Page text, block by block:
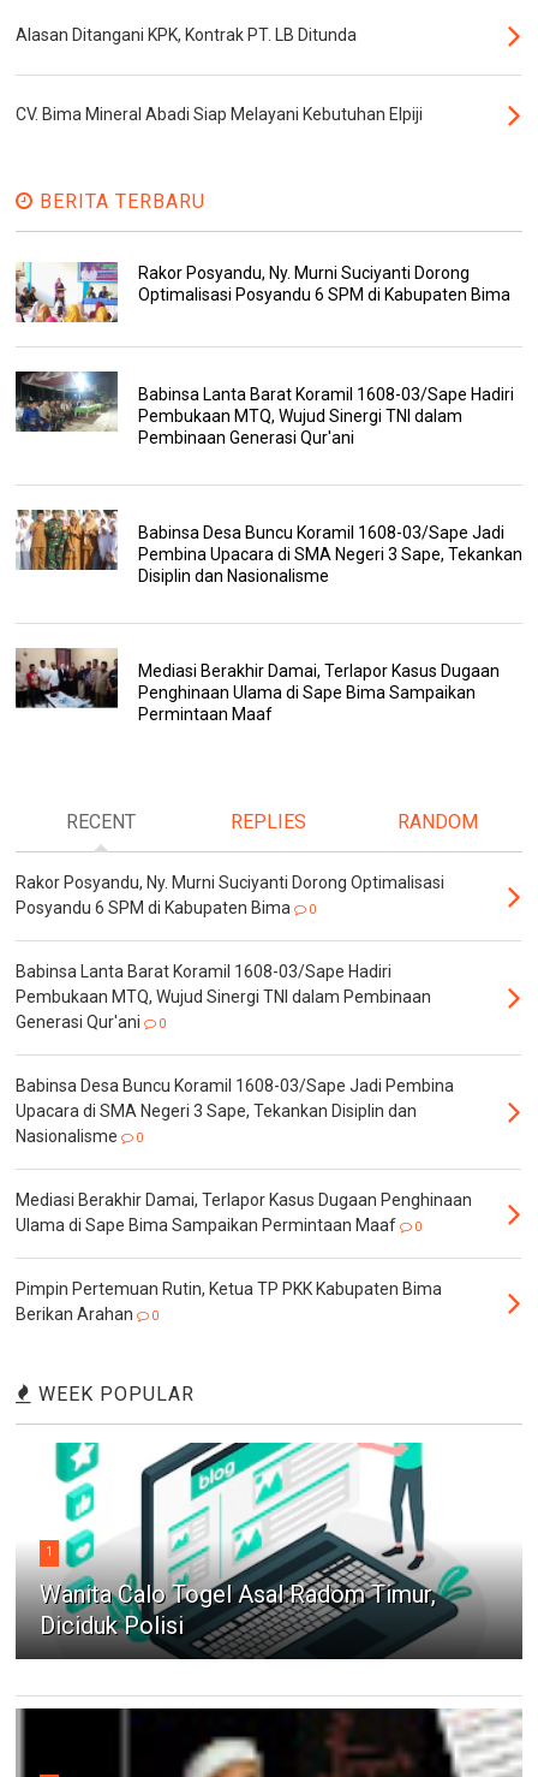
Alasan Ditangani KPK, Kontrak PT. LB Ditunda
CV. Bima Mineral Abadi Siap Melayani Kebutuhan Elpiji
BERITA TERBARU
Rakor Posyandu, Ny. Murni Suciyanti Dorong
Optimalisasi Posyandu 6 SPM di Kabupaten Bima
Babinsa Lanta Barat Koramil 1608-03/Sape Hadiri
Pembukaan MTQ, Wujud Sinergi TNI dalam
Pembinaan Generasi Qur'ani
Babinsa Desa Buncu Koramil 1608-03/Sape Jadi
Pembina Upacara di SMA Negeri 3 Sape, Tekankan
Disiplin dan Nasionalisme
Mediasi Berakhir Damai, Terlapor Kasus Dugaan
Penghinaan Ulama di Sape Bima Sampaikan
Permintaan Maaf
RECENT REPLIES RANDOM
Rakor Posyandu, Ny. Murni Suciyanti Dorong Optimalisasi
Posyandu 6 SPM di Kabupaten Bima
0
Babinsa Lanta Barat Koramil 1608-03/Sape Hadiri
Pembukaan MTQ, Wujud Sinergi TNI dalam Pembinaan
Generasi Qur'ani
0
Babinsa Desa Buncu Koramil 1608-03/Sape Jadi Pembina
Upacara di SMA Negeri 3 Sape, Tekankan Disiplin dan
Nasionalisme
0
Mediasi Berakhir Damai, Terlapor Kasus Dugaan Penghinaan
Ulama di Sape Bima Sampaikan Permintaan Maaf
0
Pimpin Pertemuan Rutin, Ketua TP PKK Kabupaten Bima
Berikan Arahan
0
WEEK POPULAR
1
Wanita Calo Togel Asal Radom Timur,
Diciduk Polisi